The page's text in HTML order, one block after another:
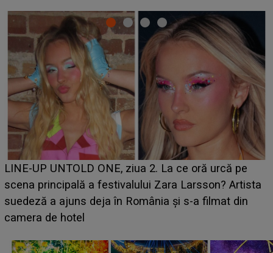
Ce a dezvăluit noua concurentă din "Casa Iubirii" l-a
luat prin surprindere pe Emanuel. CINE ESTE
BĂIATUL VIZAT de Alexandra?! Aflându-se în fața
faptului împlinit, A RECUNOSCUT IMEDIAT: "Am